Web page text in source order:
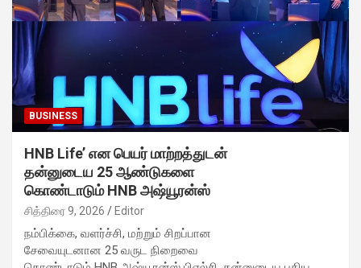
BUSINESS
HNB Life’ என பெயர் மாற்றத்துடன்
தன்னுடைய 25 ஆண்டுகளை
கொண்டாடும் HNB அஷ்யூரன்ஸ்
சித்திரை 9, 2026 Editor
நம்பிக்கை, வளர்ச்சி, மற்றும் சிறப்பான
சேவையுடனான 25 வருட நிறைவை